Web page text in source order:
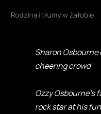
Rodzina i tłumy w żałobie
Sharon Osbourne
cheering crowd
Ozzy
rock star at his